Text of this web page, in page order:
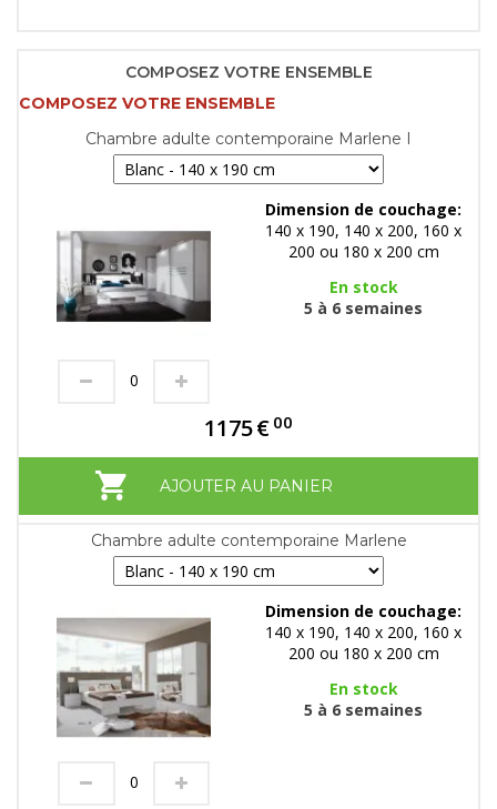
COMPOSEZ VOTRE ENSEMBLE
COMPOSEZ VOTRE ENSEMBLE
Chambre adulte contemporaine Marlene I
Dimension de couchage:
140 x 190, 140 x 200, 160 x
200 ou 180 x 200 cm
En stock
5 à 6 semaines
1175€ 00
AJOUTER AU PANIER
Chambre adulte contemporaine Marlene
Dimension de couchage:
140 x 190, 140 x 200, 160 x
200 ou 180 x 200 cm
En stock
5 à 6 semaines